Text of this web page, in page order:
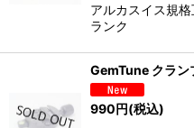
アルカスイス規
ランク
GemTune クラ
990円(税込)